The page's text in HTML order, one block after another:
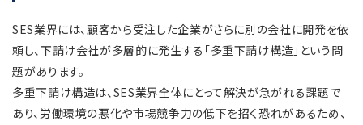
SES業界には、顧客から受注した企業がさらに別の会社に開発を依
頼し、下請け会社が多層的に発生する「多重下請け構造」という問
題があります。
多重下請け構造は、SES業界全体にとって解決が急がれる課題で
あり、労働環境の悪化や市場競争力の低下を招く恐れがあるため、